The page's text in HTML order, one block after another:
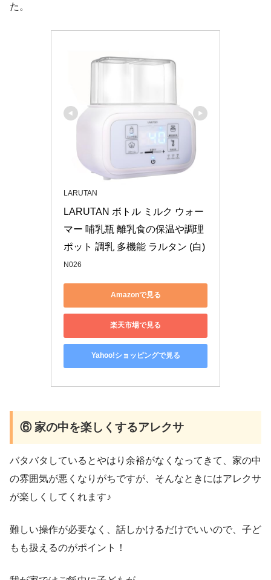
た。
LARUTAN
LARUTAN ボトル ミルク ウォー
マー 哺乳瓶 離乳食の保温や調理
ポット 調乳 多機能 ラルタン (白)
N026
Amazonで見る
楽天市場で見る
Yahoo!ショッピングで見る
⑥ 家の中を楽しくするアレクサ
バタバタしているとやはり余裕がなくなってきて、家の中
の雰囲気が悪くなりがちですが、そんなときにはアレクサ
が楽しくしてくれます♪
難しい操作が必要なく、話しかけるだけでいいので、子ど
もも扱えるのがポイント！